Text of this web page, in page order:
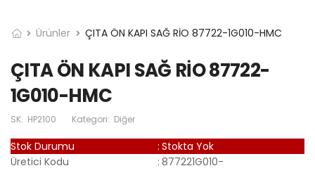
Ürünler ÇITA ÖN KAPI SAĞ RİO 87722-1G010-HMC
ÇITA ÖN KAPI SAĞ RİO 87722-
1G010-HMC
SK: HP2100 Kategori: Diğer
Stok Durumu : Stokta Yok
Üretici Kodu
: 877221G010-